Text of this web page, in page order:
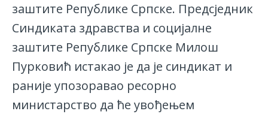
заштите Републике Српске. Предсједник
Синдиката здравства и социјалне
заштите Републике Српске Милош
Пурковић истакао је да је синдикат и
раније упозоравао ресорно
министарство да ће увођењем